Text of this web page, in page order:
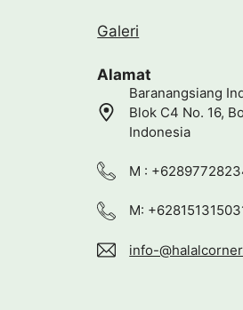
Galeri
Alamat
Baranangsiang
Blok C4 No. 16,
Indonesia
M :
M:
info-